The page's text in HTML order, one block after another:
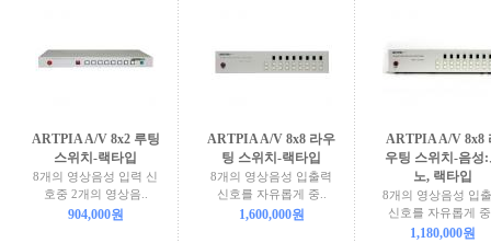
ARTPIA A/V 8x2 루팅
스위치-랙타입
8개의 영상음성 입력 신
호중 2개의 영상음..
904,000원
ARTPIA A/V 8x8 라우
팅 스위치-랙타입
8개의 영상음성 입출력
신호를 자유롭게 중..
1,600,000원
ARTPIA A/V 8x8
우팅 스위치-음성:
노, 랙타입
8개의 영상음성 입
신호를 자유롭게
1,180,000원